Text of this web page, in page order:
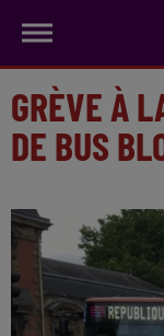
GRÈVE À
DE BUS